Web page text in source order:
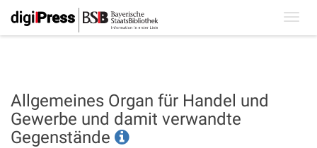
Allgemeines Organ für Handel und
Gewerbe und damit verwandte
Gegenstände